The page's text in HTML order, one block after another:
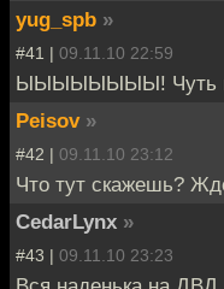
yug_spb »
#41 | 09.11.10 22:59
ЫЫЫЫЫЫЫЫ! Чуть
Peisov »
#42 | 09.11.10 23:12
Что тут скажешь?
CedarLynx »
#43 | 09.11.10 23:23